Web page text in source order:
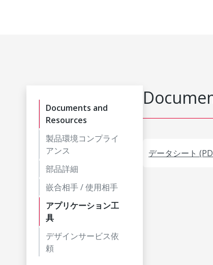
Documents and
Resources
製品環境コンプライ
アンス
部品詳細
嵌合相手 / 使用相手
アプリケーション工
具
デザインサービス依
頼
データシート